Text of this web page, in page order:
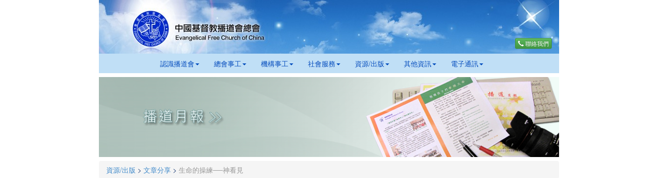
聯絡我們
認識播道會 總會事工 機構事工 社會服務 資源/出版 其他資訊 電子通訊
資源/出版 > 文章分享 > 生命的操練──神看見